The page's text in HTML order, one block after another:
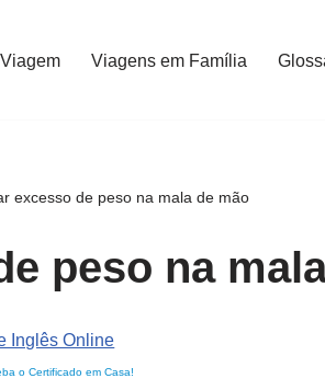
Viagens em Família
excesso de peso na mala de mão
peso na
o Certificado em Casa!